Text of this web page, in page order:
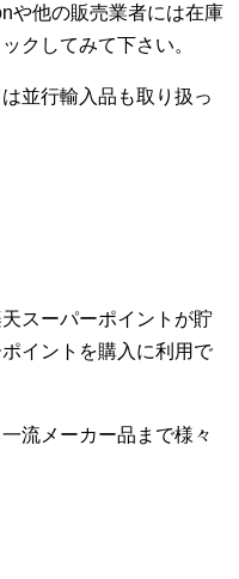
や他の販売業者には在庫
クしてみて下さい。
並行輸入品も取り扱っ
スーパーポイントが貯
イントを購入に利用で
流メーカー品まで様々